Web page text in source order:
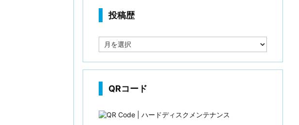
投稿歴
稿
QRコード